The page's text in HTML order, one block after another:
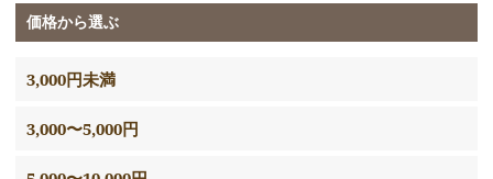
価格から選ぶ
3,000円未満
3,000〜5,000円